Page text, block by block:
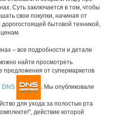
Суть заключается в том, чтобы
свои покупки, начиная от
дорогостоящей бытовой техникой,
– все подробности и детали
найти просмотреть
предложения от супермаркетов
DNS . Мы опубликовали
для ухода за полостью рта
действие которой